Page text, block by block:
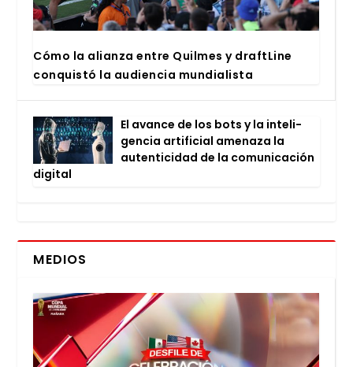
Cómo la alian­za entre Quil­mes y draftLi­ne
con­quis­tó la audien­cia mun­dia­lis­ta
El avan­ce de los bots y la inte­li­
gen­cia arti­fi­cial ame­na­za la
auten­ti­ci­dad de la comu­ni­ca­ción
digi­tal
MEDIOS